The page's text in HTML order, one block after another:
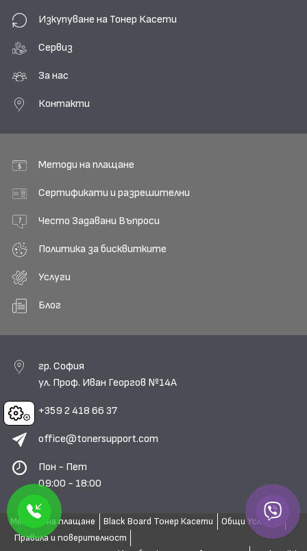
Cookies
Изкупуване на Тонер Касети
Сервиз
За нас
Контакти
Методи на плащане
Сертификати и разрешителни
Често Задавани Въпроси
Политика за бисквитките
Услуги
Блог
гр. София
ул. Проф. Иван Георгов №14А
+359 2 418 66 37
office@tonersupport.com
Пон - Пет
09:00 - 18:00
Методи на плащане Black Board Тонер Касети
Общи Условия
Правила и поверителност